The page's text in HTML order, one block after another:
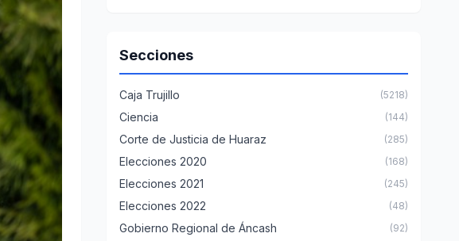
Secciones
Caja Trujillo (5218)
Ciencia (144)
Corte de Justicia de Huaraz (285)
Elecciones 2020 (168)
Elecciones 2021 (245)
Elecciones 2022 (48)
Gobierno Regional de Áncash (92)